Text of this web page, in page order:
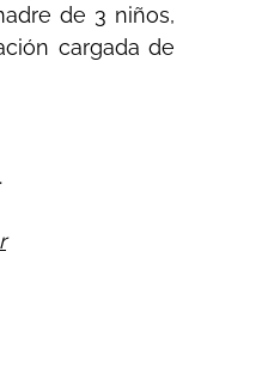
de 3 niños,
cargada de